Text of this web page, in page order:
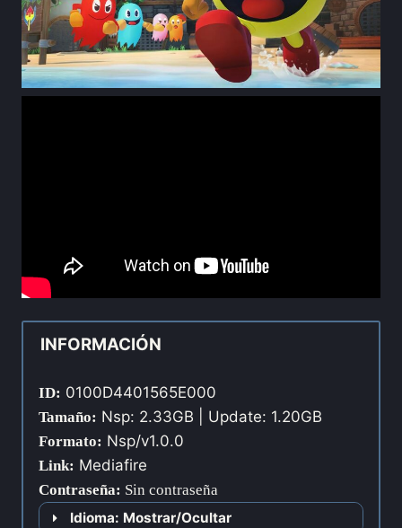
INFORMACIÓN
ID: 0100D4401565E000
Tamaño: Nsp: 2.33GB | Update: 1.20GB
Formato: Nsp/v1.0.0
Link: Mediafire
Contraseña: Sin contraseña
Idioma: Mostrar/Ocultar